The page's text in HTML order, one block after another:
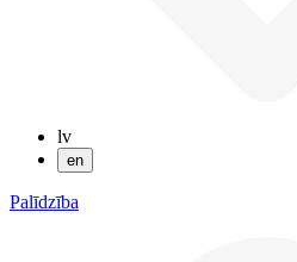
lv
en
Palīdzība